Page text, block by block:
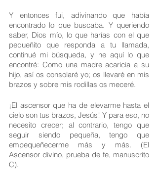
Y entonces fui, adivinando que había
encontrado lo que buscaba. Y queriendo
saber, Dios mío, lo que harías con el que
pequeñito que responda a tu llamada,
continué mi búsqueda, y he aquí lo que
encontré: Como una madre acaricia a su
hijo, así os consolaré yo; os llevaré en mis
brazos y sobre mis rodillas os meceré.
¡El ascensor que ha de elevarme hasta el
cielo son tus brazos, Jesús! Y para eso, no
necesito crecer; al contrario, tengo que
seguir siendo pequeña, tengo que
empequeñecerme más y más. (El
Ascensor divino, prueba de fe, manuscrito
C).